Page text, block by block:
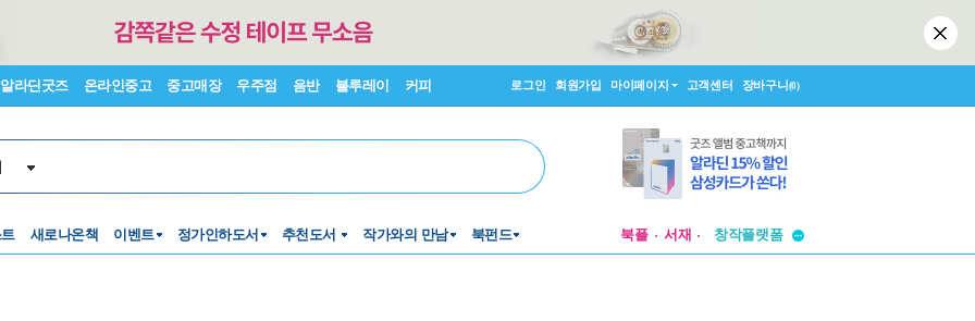
알라딘굿즈 온라인중고 중고매장 우주점 음반 블루레이 커피 로그인 회원가입 마이페이지 고객센터 장바구니(0)
새로나온책 이벤트 정가인하도서 추천도서 작가와의 만남 북펀드 북플 서재
창작플랫폼